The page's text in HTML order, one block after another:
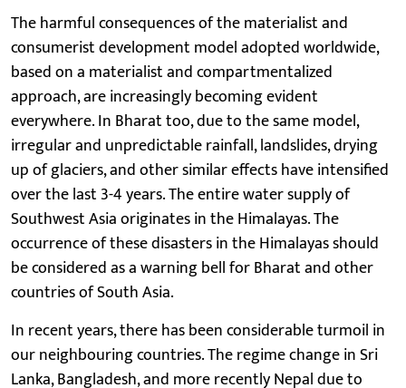
The harmful consequences of the materialist and
consumerist development model adopted worldwide,
based on a materialist and compartmentalized
approach, are increasingly becoming evident
everywhere. In Bharat too, due to the same model,
irregular and unpredictable rainfall, landslides, drying
up of glaciers, and other similar effects have intensified
over the last 3-4 years. The entire water supply of
Southwest Asia originates in the Himalayas. The
occurrence of these disasters in the Himalayas should
be considered as a warning bell for Bharat and other
countries of South Asia.
In recent years, there has been considerable turmoil in
our neighbouring countries. The regime change in Sri
Lanka, Bangladesh, and more recently Nepal due to